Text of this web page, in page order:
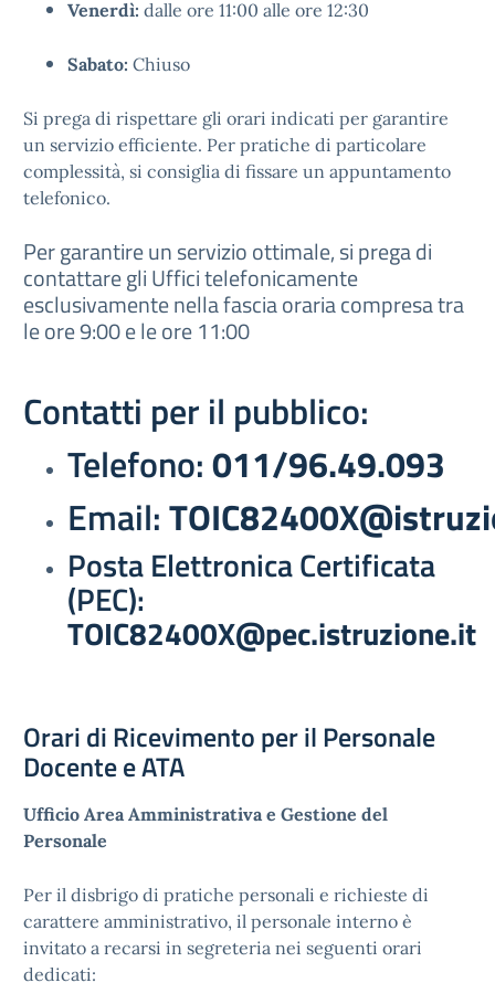
Venerdì: dalle ore 11:00 alle ore 12:30
Sabato: Chiuso
Si prega di rispettare gli orari indicati per garantire
un servizio efficiente. Per pratiche di particolare
complessità, si consiglia di fissare un appuntamento
telefonico.
Per garantire un servizio ottimale, si prega di
contattare gli Uffici telefonicamente
esclusivamente nella fascia oraria compresa tra
le ore 9:00 e le ore 11:00
Contatti per il pubblico:
Telefono:011/96.49.093
Email:
Posta Elettronica Certificata
(PEC):
TOIC82400X@pec.istruzione.it
Orari di Ricevimento per il Personale
Docente e ATA
Ufficio Area Amministrativa e Gestione del
Personale
Per il disbrigo di pratiche personali e richieste di
carattere amministrativo, il personale interno è
invitato a recarsi in segreteria nei seguenti orari
dedicati: